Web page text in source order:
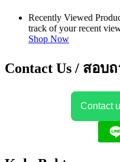
Recently Viewed
track of your recent
Shop Now
Contact Us / สอบ
Contact